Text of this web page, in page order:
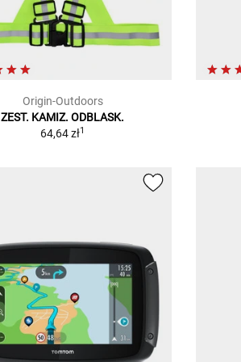
Origin-Outdoors
ZEST. KAMIZ. ODBLASK.
64,64 zł1